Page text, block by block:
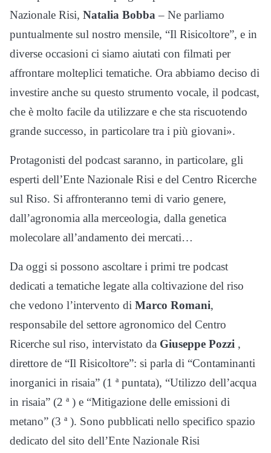
Nazionale Risi, Natalia Bobba – Ne parliamo
puntualmente sul nostro mensile, “Il Risicoltore”, e in
diverse occasioni ci siamo aiutati con filmati per
affrontare molteplici tematiche. Ora abbiamo deciso di
investire anche su questo strumento vocale, il podcast,
che è molto facile da utilizzare e che sta riscuotendo
grande successo, in particolare tra i più giovani».
Protagonisti del podcast saranno, in particolare, gli
esperti dell’Ente Nazionale Risi e del Centro Ricerche
sul Riso. Si affronteranno temi di vario genere,
dall’agronomia alla merceologia, dalla genetica
molecolare all’andamento dei mercati…
Da oggi si possono ascoltare i primi tre podcast
dedicati a tematiche legate alla coltivazione del riso
che vedono l’intervento di Marco Romani,
responsabile del settore agronomico del Centro
Ricerche sul riso, intervistato da Giuseppe Pozzi ,
direttore de “Il Risicoltore”: si parla di “Contaminanti
inorganici in risaia” (1 ª puntata), “Utilizzo dell’acqua
in risaia” (2 ª ) e “Mitigazione delle emissioni di
metano” (3 ª ). Sono pubblicati nello specifico spazio
dedicato del sito dell’Ente Nazionale Risi